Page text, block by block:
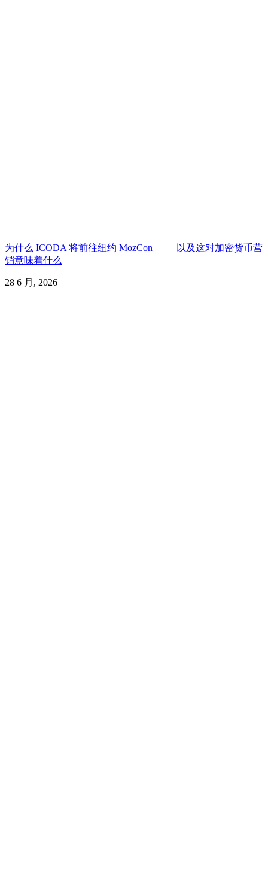
为什么 ICODA 将前往纽约 MozCon —— 以及这对加密货币营
销意味着什么
28 6 月, 2026